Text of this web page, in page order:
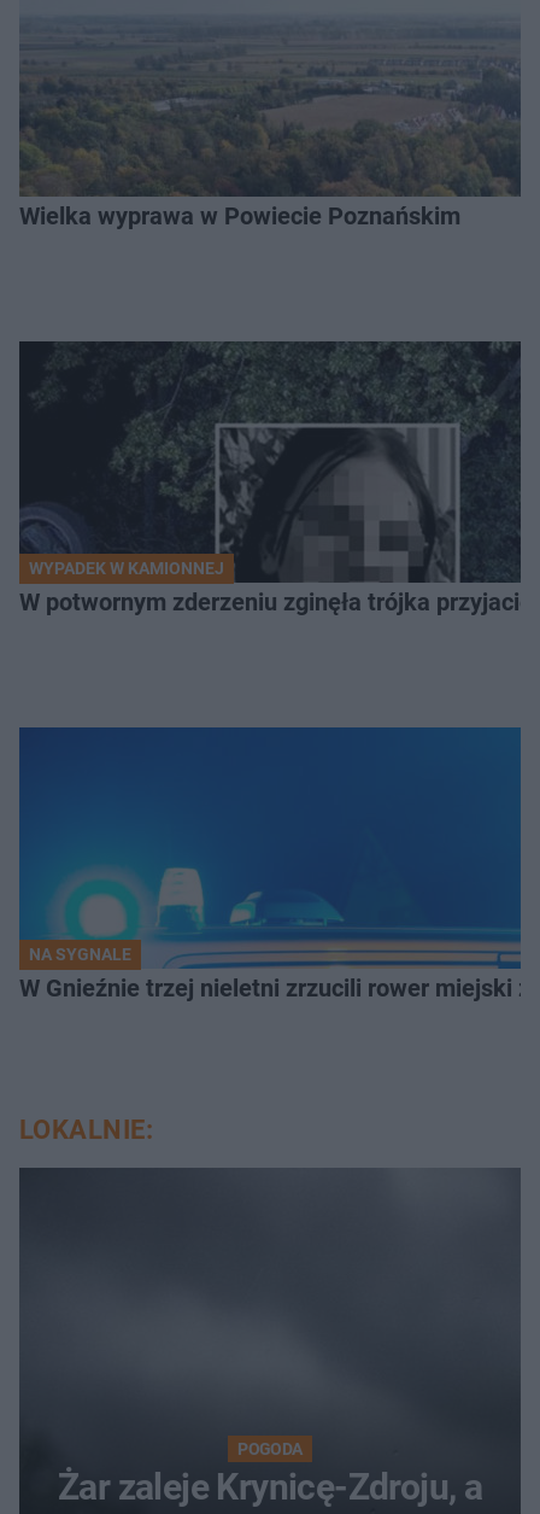
Wielka wyprawa w Powiecie Poznańskim
WYPADEK W KAMIONNEJ
W potwornym zderzeniu zginęła trójka
NA SYGNALE
W Gnieźnie trzej nieletni zrzucili rower miejski
LOKALNIE:
POGODA
Żar zaleje Krynicę-Zdroju, a